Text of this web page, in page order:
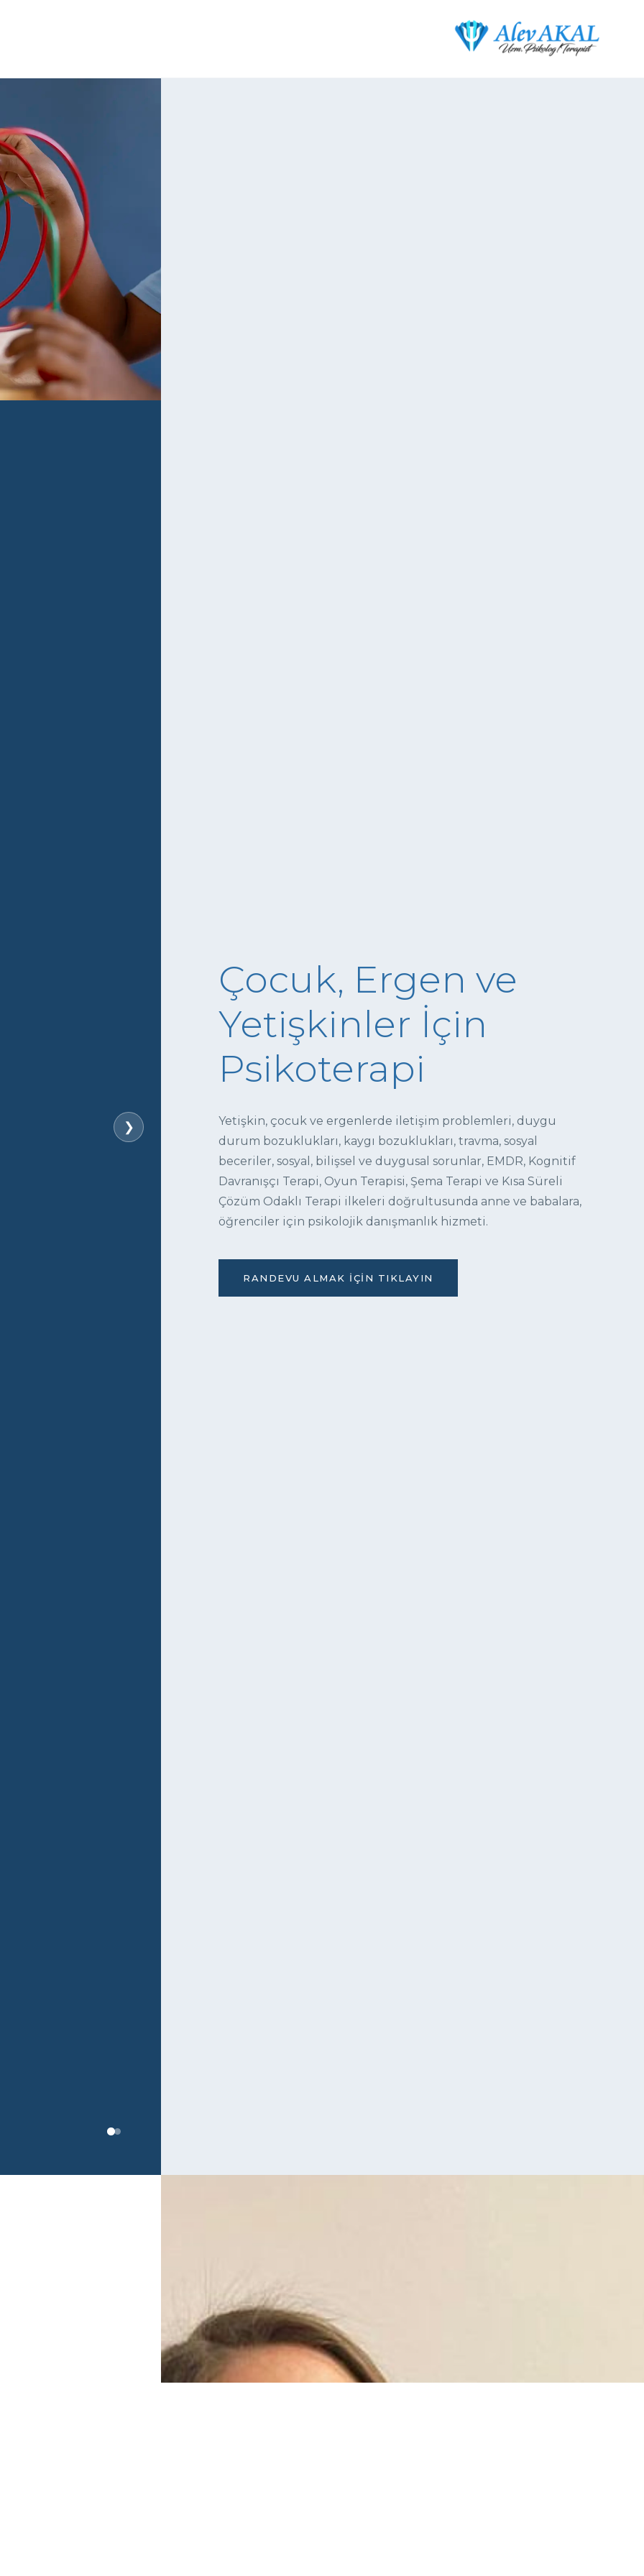
❯
Çocuk, Ergen ve
Yetişkinler İçin
Psikoterapi
Yetişkin, çocuk ve ergenlerde iletişim problemleri, duygu
durum bozuklukları, kaygı bozuklukları, travma, sosyal
beceriler, sosyal, bilişsel ve duygusal sorunlar, EMDR, Kognitif
Davranışçı Terapi, Oyun Terapisi, Şema Terapi ve Kısa Süreli
Çözüm Odaklı Terapi ilkeleri doğrultusunda anne ve babalara,
öğrenciler için psikolojik danışmanlık hizmeti.
RANDEVU ALMAK İÇIN TIKLAYIN